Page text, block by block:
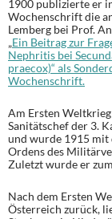
1900 publizierte er
Wochenschrift die
Lemberg bei Prof.
„Ein Beitrag zur
Nephritis bei
praecox)“ als
Wochenschrift.
Am Ersten
Sanitätschef der 3.
und wurde 1915 mit
Ordens des
Zuletzt wurde er
Nach dem Ersten
Österreich zurück,